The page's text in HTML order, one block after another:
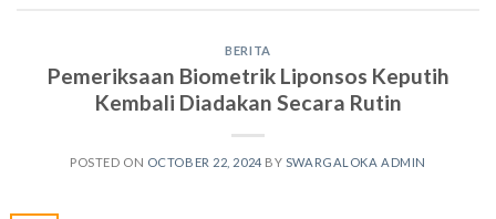
BERITA
Pemeriksaan Biometrik Liponsos Keputih
Kembali Diadakan Secara Rutin
POSTED ON OCTOBER 22, 2024 BY SWARGALOKA ADMIN